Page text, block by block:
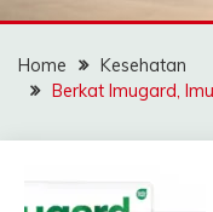
Home
Kesehatan
Berkat Imugard,